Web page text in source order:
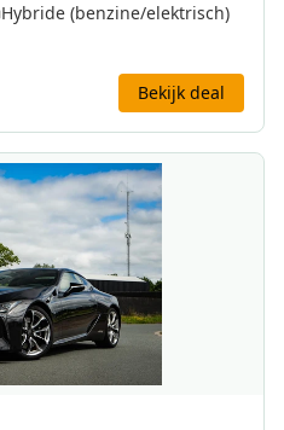
Hybride (benzine/elektrisch)
Bekijk deal